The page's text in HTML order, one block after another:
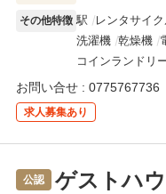
その他特徴 駅 レンタサイ
洗濯機 乾燥機
コインランドリ
お問い合せ : 0775767736
求人募集あり
公認 ゲストハ